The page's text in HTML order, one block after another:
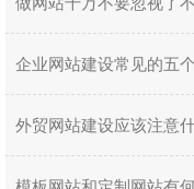
企业网站建设常见的五
外贸网站建设应该注意